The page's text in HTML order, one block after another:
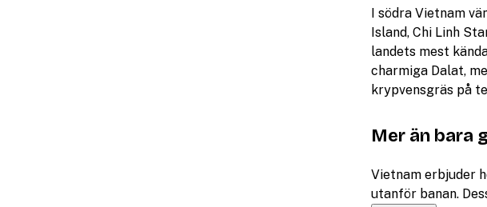
I södra Vietnam
Island, Chi Linh
landets mest
charmiga Dalat,
krypvensgräs på
Mer än bara
Vietnam erbjuder
utanför banan.